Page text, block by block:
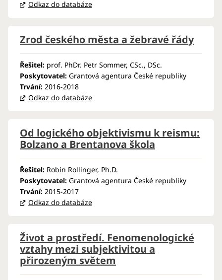
Odkaz do databáze
Zrod českého města a žebravé řády
Řešitel: prof. PhDr. Petr Sommer, CSc., DSc.
Poskytovatel: Grantová agentura České republiky
Trvání: 2016-2018
Odkaz do databáze
Od logického objektivismu k reismu:
Bolzano a Brentanova škola
Řešitel: Robin Rollinger, Ph.D.
Poskytovatel: Grantová agentura České republiky
Trvání: 2015-2017
Odkaz do databáze
Život a prostředí. Fenomenologické
vztahy mezi subjektivitou a
přirozeným světem